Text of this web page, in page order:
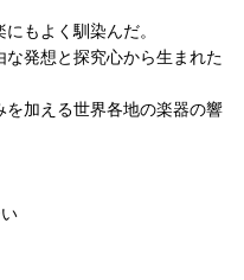
もよく馴染んだ。
発想と探究心から生まれた
加える世界各地の楽器の響